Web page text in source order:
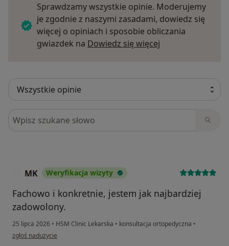
Sprawdzamy wszystkie opinie. Moderujemy
je zgodnie z naszymi zasadami, dowiedz się
więcej o opiniach i sposobie obliczania
gwiazdek na Dowiedz się więcej
Szukaj w opiniach
MK Weryfikacja wizyty
Fachowo i konkretnie, jestem jak najbardziej
zadowolony.
25 lipca 2026 • HSM Clinic Lekarska • konsultacja ortopedyczna •
w opinii użytkownika MK
zgłoś nadużycie